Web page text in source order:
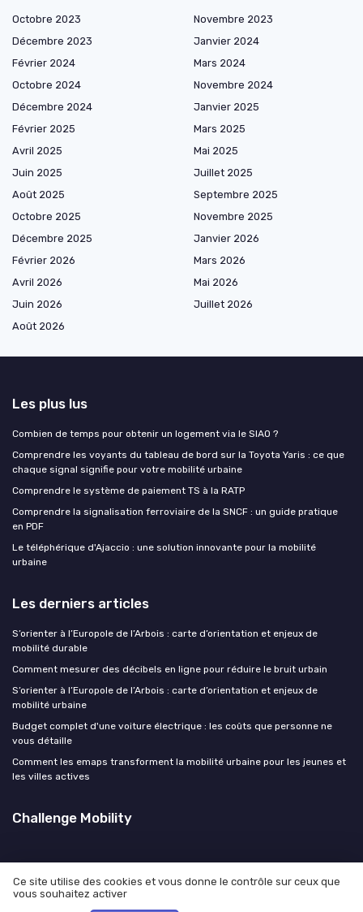
Octobre 2023
Novembre 2023
Décembre 2023
Janvier 2024
Février 2024
Mars 2024
Octobre 2024
Novembre 2024
Décembre 2024
Janvier 2025
Février 2025
Mars 2025
Avril 2025
Mai 2025
Juin 2025
Juillet 2025
Août 2025
Septembre 2025
Octobre 2025
Novembre 2025
Décembre 2025
Janvier 2026
Février 2026
Mars 2026
Avril 2026
Mai 2026
Juin 2026
Juillet 2026
Août 2026
Les plus lus
Combien de temps pour obtenir un logement via le SIAO ?
Comprendre les voyants du tableau de bord sur la Toyota Yaris : ce que
chaque signal signifie pour votre mobilité urbaine
Comprendre le système de paiement TS à la RATP
Comprendre la signalisation ferroviaire de la SNCF : un guide pratique
en PDF
Le téléphérique d'Ajaccio : une solution innovante pour la mobilité
urbaine
Les derniers articles
S’orienter à l’Europole de l’Arbois : carte d’orientation et enjeux de
mobilité durable
Comment mesurer des décibels en ligne pour réduire le bruit urbain
S’orienter à l’Europole de l’Arbois : carte d’orientation et enjeux de
mobilité urbaine
Budget complet d'une voiture électrique : les coûts que personne ne
vous détaille
Comment les emaps transforment la mobilité urbaine pour les jeunes et
les villes actives
Challenge Mobility
Mentions légales
Ce site utilise des cookies et vous donne le contrôle sur ceux que
vous souhaitez activer